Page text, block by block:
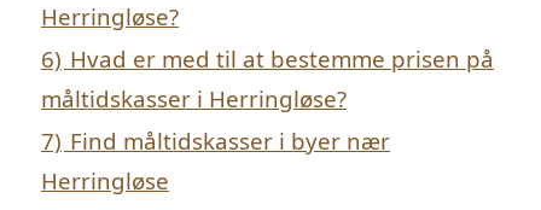
Herringløse?
6) Hvad er med til at bestemme prisen på
måltidskasser i Herringløse?
7) Find måltidskasser i byer nær
Herringløse